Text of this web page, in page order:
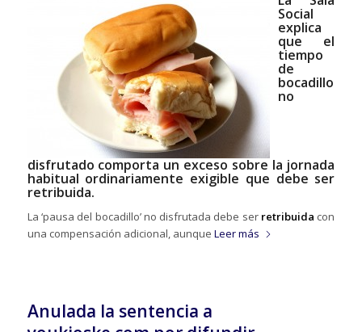
Social
explica
que el
tiempo
de
bocadillo
no
disfrutado comporta un exceso sobre la jornada
habitual ordinariamente exigible que debe ser
retribuida.
La ‘pausa del bocadillo’ no disfrutada debe ser retribuida con
una compensación adicional, aunque Leer más
Anulada la sentencia a